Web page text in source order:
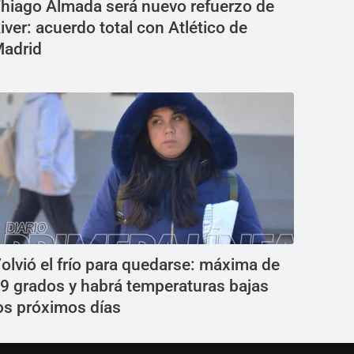
Almada será nuevo refuerzo de
acuerdo total con Atlético de
el frío para quedarse: máxima de
grados y habrá temperaturas bajas
próximos días